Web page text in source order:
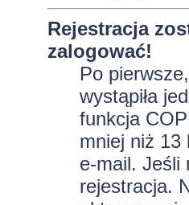
Rejestracja
zalogować!
Po
wystąpiła
funkcja
mniej niż 13
e-mail. Jeśli
rejestracja.